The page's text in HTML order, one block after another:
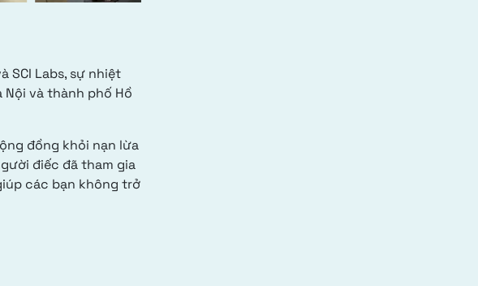
SCI Labs, sự nhiệt
và thành phố Hồ
đồng khỏi nạn lừa
điếc đã tham gia
các bạn không trở